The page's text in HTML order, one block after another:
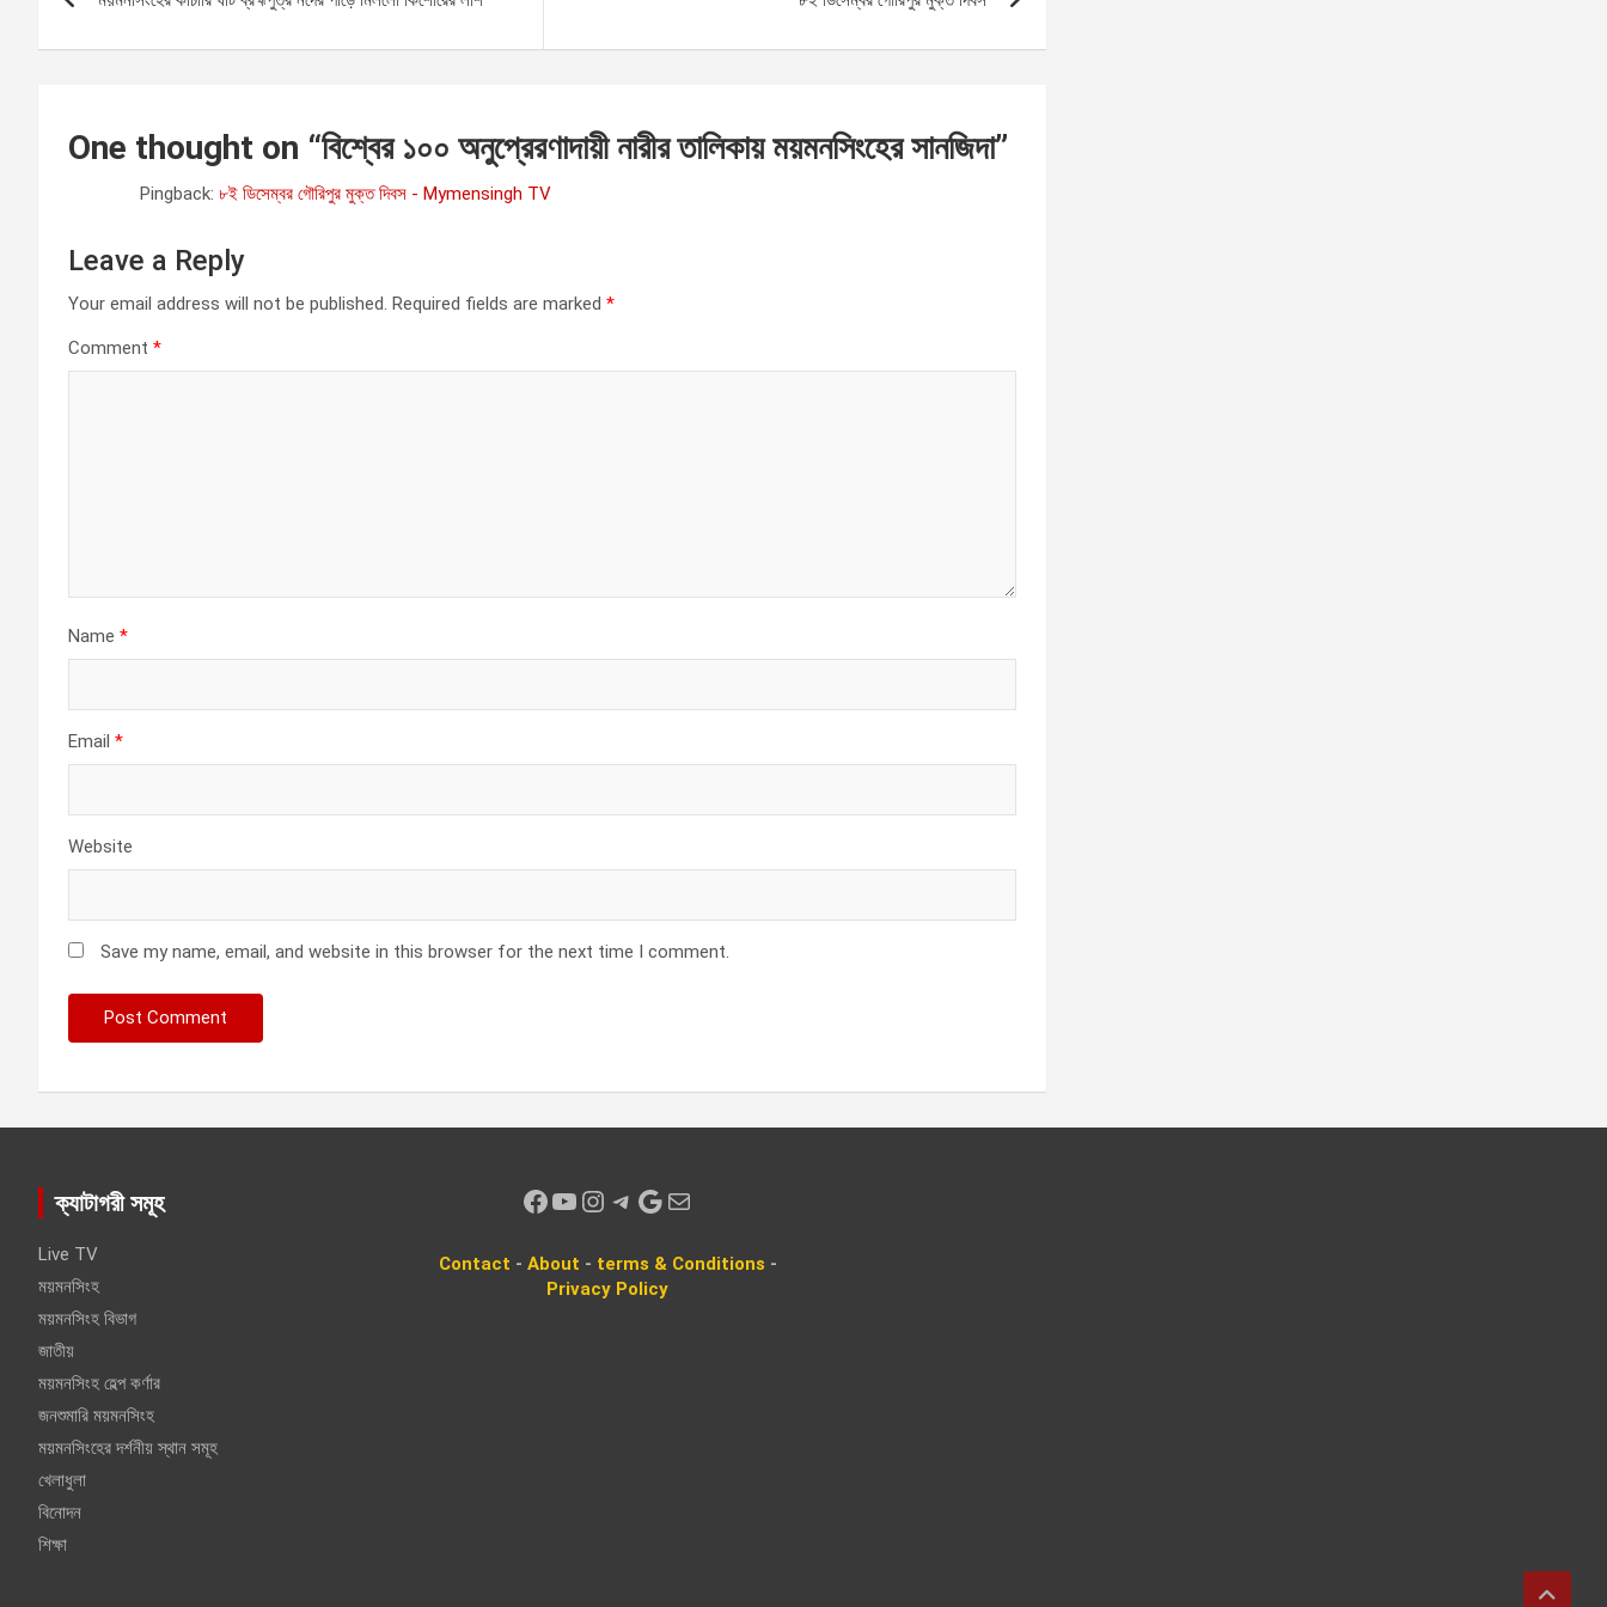
One thought on “বিশ্বের ১০০ অনুপ্রেরণাদায়ী নারীর তালিকায় ময়মনসিংহের সানজিদা”
Pingback: ৮ই ডিসেম্বর গৌরিপুর মুক্ত দিবস - Mymensingh TV
Leave a Reply
Your email address will not be published. Required fields are marked *
Comment *
Name *
Email *
Website
Save my name, email, and website in this browser for the next time I comment.
ক্যাটাগরী সমূহ
Live TV
ময়মনসিংহ
ময়মনসিংহ বিভাগ
জাতীয়
ময়মনসিংহ হেল্প কর্ণার
জনশুমারি ময়মনসিংহ
ময়মনসিংহের দর্শনীয় স্থান সমূহ
খেলাধুলা
বিনোদন
শিক্ষা
Facebook YouTube Instagram Telegram Google Mail
Contact - About - terms & Conditions -
Privacy Policy